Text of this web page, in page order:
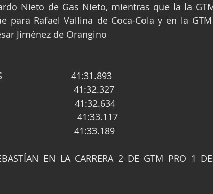
Nieto de Gas Nieto, mientras que la la
para Rafael Vallina de Coca-Cola y en la
Jiménez de Orangino
41:31.893
41:32.327
41:32.634
41:33.117
41:33.189
EN LA CARRERA 2 DE GTM PRO 1